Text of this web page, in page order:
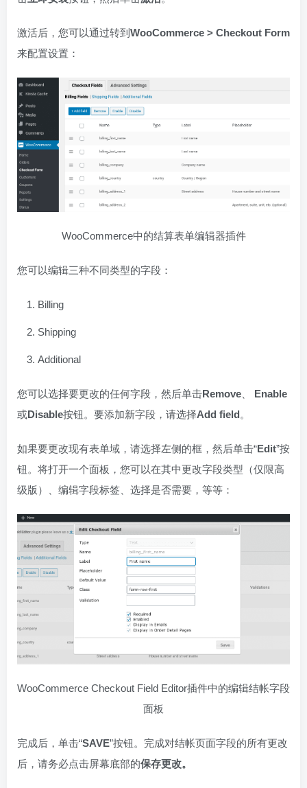
激活后，您可以通过转到 WooCommerce > Checkout Form
来配置设置：
WooCommerce中的结算表单编辑器插件
您可以编辑三种不同类型的字段：
Billing
Shipping
Additional
您可以选择要更改的任何字段，然后单击Remove
Enable
或Disable按钮。要添加新字段，请选择Add field。
如果要更改现有表单域，请选择左侧的框，然后单击“Edit”按
钮。将打开一个面板，您可以在其中更改字段类型（仅限高
级版）、编辑字段标签、选择是否需要，等等：
WooCommerce Checkout Field Editor插件中的编辑结帐字段
面板
完成后，单击“SAVE”按钮。完成对结帐页面字段的所有更改
后，请务必点击屏幕底部的保存更改。